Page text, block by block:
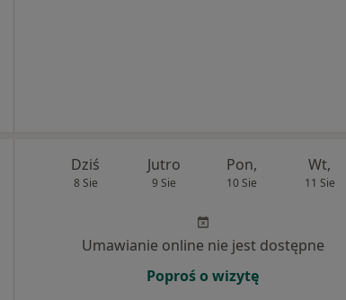
Dziś
8 Sie
Jutro
9 Sie
Pon,
10 Sie
Wt,
11 Sie
Umawianie online nie jest dostępne
Poproś o wizytę